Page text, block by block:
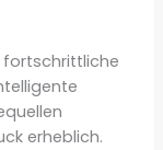
erheblich.